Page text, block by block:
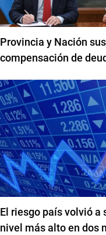
Provincia y Nación
compensación de
El riesgo país volvió a
nivel más alto en dos